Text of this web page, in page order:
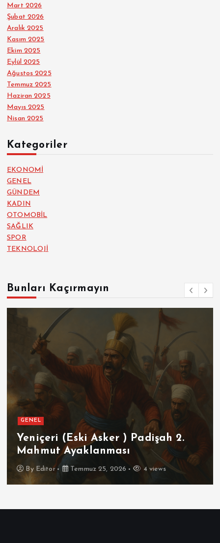
Mart 2026
Şubat 2026
Aralık 2025
Kasım 2025
Ekim 2025
Eylül 2025
Ağustos 2025
Temmuz 2025
Haziran 2025
Mayıs 2025
Nisan 2025
Kategoriler
EKONOMİ
GENEL
GÜNDEM
KADIN
OTOMOBİL
SAĞLIK
SPOR
TEKNOLOJİ
Bunları Kaçırmayın
GENEL
Yeniçeri (Eski Asker ) Padişah 2.
Mahmut Ayaklanması
By Editor Temmuz 25, 2026 4 views